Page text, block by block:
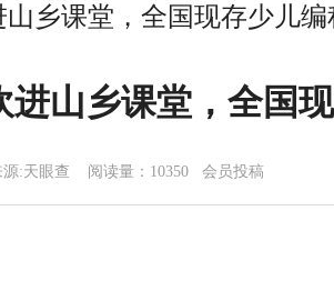
乡课堂，全国现存少儿
进山乡课堂，全国
:天眼查 阅读量：10350 会员投稿